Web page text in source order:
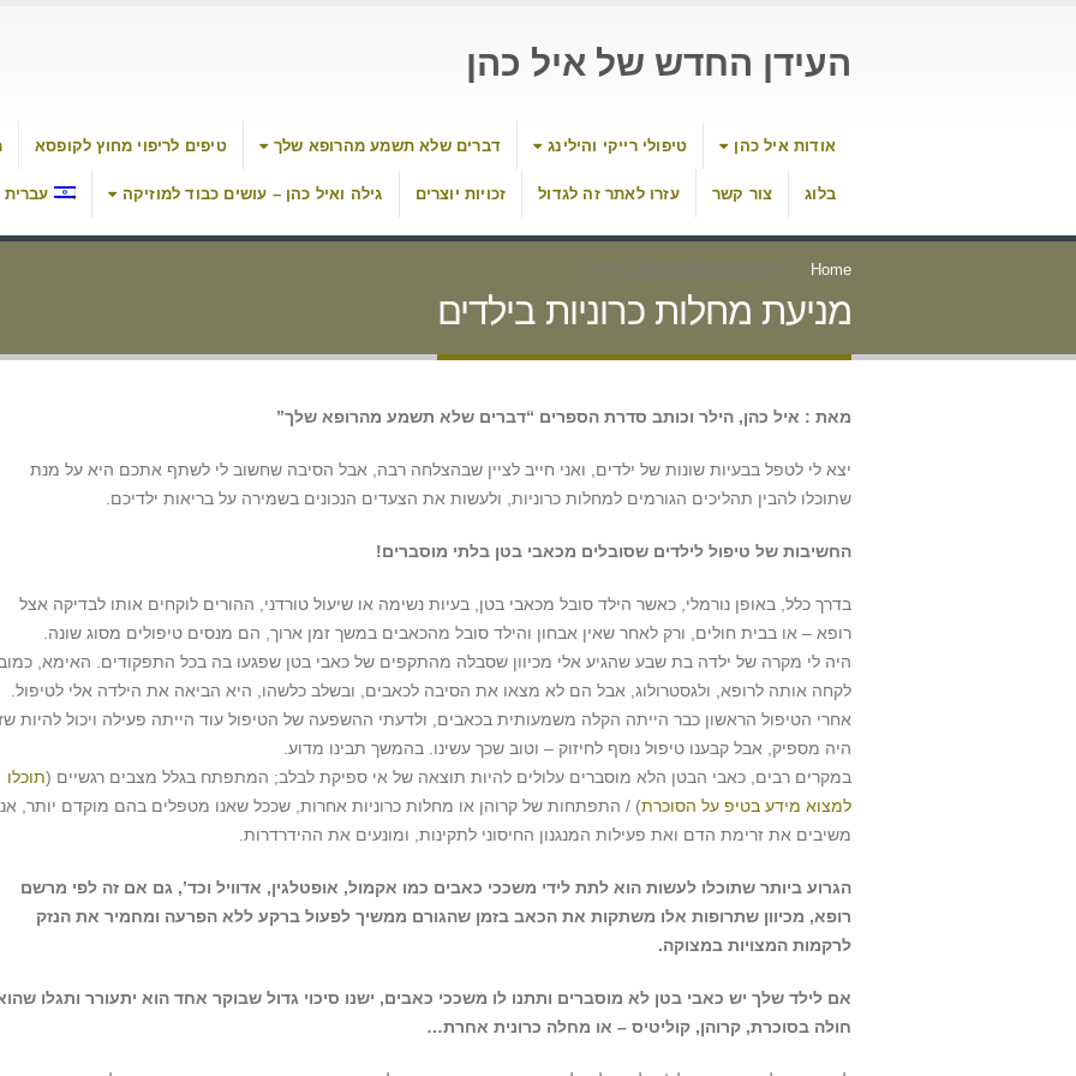
העידן החדש של איל כהן
אודות איל כהן טיפולי רייקי והילינג דברים שלא תשמע מהרופא שלך טיפים לריפוי מחוץ לקופסא
בלוג צור קשר עזרו לאתר זה לגדול זכויות יוצרים גילה ואיל כהן – עושים כבוד למוזיקה עברית
Home מניעת מחלות כרוניות בילדים
מניעת מחלות כרוניות בילדים
מאת : איל כהן, הילר וכותב סדרת הספרים “דברים שלא תשמע מהרופא שלך”
יצא לי לטפל בבעיות שונות של ילדים, ואני חייב לציין שבהצלחה רבה, אבל הסיבה שחשוב לי לשתף אתכם היא על מנת
שתוכלו להבין תהליכים הגורמים למחלות כרוניות, ולעשות את הצעדים הנכונים בשמירה על בריאות ילדיכם.
החשיבות של טיפול לילדים שסובלים מכאבי בטן בלתי מוסברים!
בדרך כלל, באופן נורמלי, כאשר הילד סובל מכאבי בטן, בעיות נשימה או שיעול טורדני, ההורים לוקחים אותו לבדיקה אצל
רופא – או בבית חולים, ורק לאחר שאין אבחון והילד סובל מהכאבים במשך זמן ארוך, הם מנסים טיפולים מסוג שונה.
היה לי מקרה של ילדה בת שבע שהגיע אלי מכיוון שסבלה מהתקפים של כאבי בטן שפגעו בה בכל התפקודים. האימא,
לקחה אותה לרופא, ולגסטרולוג, אבל הם לא מצאו את הסיבה לכאבים, ובשלב כלשהו, היא הביאה את הילדה אלי לטיפול.
אחרי הטיפול הראשון כבר הייתה הקלה משמעותית בכאבים, ולדעתי ההשפעה של הטיפול עוד הייתה פעילה ויכול להיות
היה מספיק, אבל קבענו טיפול נוסף לחיזוק – וטוב שכך עשינו. בהמשך תבינו מדוע.
במקרים רבים, כאבי הבטן הלא מוסברים עלולים להיות תוצאה של אי ספיקת לבלב; המתפתח בגלל מצבים רגשיים (תוכלו
למצוא מידע בטיפ על הסוכרת) / התפתחות של קרוהן או מחלות כרוניות אחרות, שככל שאנו מטפלים בהם מוקדם יותר,
משיבים את זרימת הדם ואת פעילות המנגנון החיסוני לתקינות, ומונעים את ההידרדרות.
הגרוע ביותר שתוכלו לעשות הוא לתת לידי משככי כאבים כמו אקמול, אופטלגין, אדוויל וכד’, גם אם זה לפי מרשם
רופא, מכיוון שתרופות אלו משתקות את הכאב בזמן שהגורם ממשיך לפעול ברקע ללא הפרעה ומחמיר את הנזק
לרקמות המצויות במצוקה.
אם לילד שלך יש כאבי בטן לא מוסברים ותתנו לו משככי כאבים, ישנו סיכוי גדול שבוקר אחד הוא יתעורר ותגלו
חולה בסוכרת, קרוהן, קוליטיס – או מחלה כרונית אחרת…